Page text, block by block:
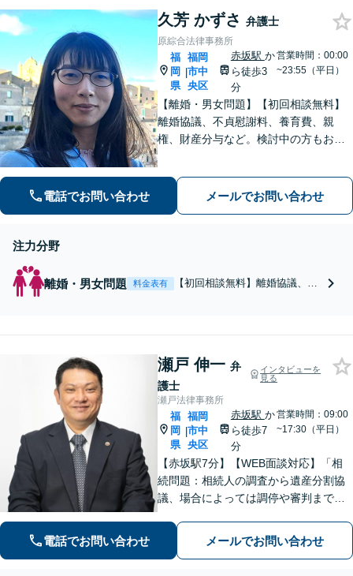
久芳 かずさ 弁護士
原綜合法律事務所
福
岡
県
|
福岡
市中
央区
赤坂駅 か
ら徒歩3
分
営業時間：00:00
~23:55（平日）
【離婚・男女問題】【初回相談無料】
離婚協議、不貞慰謝料、養育費、親
権、財産分与など。検討中の方もお気
たします。【365日24時間受付中】
【赤坂駅3分】【男女の弁護士が在籍】
電話でお問い合わせ メールでお問い合わせ
注力分野
離婚・男女問題 料金表有
【初回相談無料】離婚協議、不
親身にサポートいたします【36
5日24時間相談受付】【赤坂駅3
分】【男女の弁護士が在籍】
瀬戸 伸一 弁
護士
インタビューを
見る
瀬戸法律事務所
福
岡
県
|
福岡
市中
央区
赤坂駅 か
ら徒歩7
分
営業時間：09:00
~17:30（平日）
【赤坂駅7分】【WEB面談対応】「相
続問題：相続人の調査から遺産分割協
議、場合によっては調停や審判まで、
す」「インターネット：掲示板やSN
S、ブログでの誹謗中傷に対する削除請
電話でお問い合わせ メールでお問い合わせ